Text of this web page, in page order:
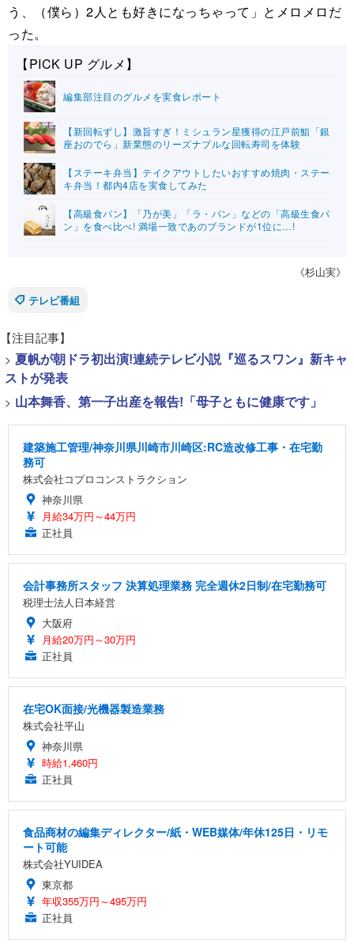
う、（僕ら）2人とも好きになっちゃって」とメロメロだ
った。
【PICK UP グルメ】
編集部注目のグルメを実食レポート
【新回転ずし】激旨すぎ！ミシュラン星獲得の江戸前鮨「銀
座おのでら」新業態のリーズナブルな回転寿司を体験
【ステーキ弁当】テイクアウトしたいおすすめ焼肉・ステー
キ弁当！都内4店を実食してみた
【高級食パン】「乃が美」「ラ・パン」などの「高級生食パ
ン」を食べ比べ! 満場一致であのブランドが1位に…!
《杉山実》
テレビ番組
【注目記事】
> 夏帆が朝ドラ初出演!連続テレビ小説『巡るスワン』新キャ
ストが発表
> 山本舞香、第一子出産を報告!「母子ともに健康です」
建築施工管理/神奈川県川崎市川崎区:RC造改修工事・在宅勤
務可
株式会社コプロコンストラクション
神奈川県
月給34万円～44万円
正社員
会計事務所スタッフ 決算処理業務 完全週休2日制/在宅勤務可
税理士法人日本経営
大阪府
月給20万円～30万円
正社員
在宅OK面接/光機器製造業務
株式会社平山
神奈川県
時給1,460円
正社員
食品商材の編集ディレクター/紙・WEB媒体/年休125日・リモ
ート可能
株式会社YUIDEA
東京都
年収355万円～495万円
正社員